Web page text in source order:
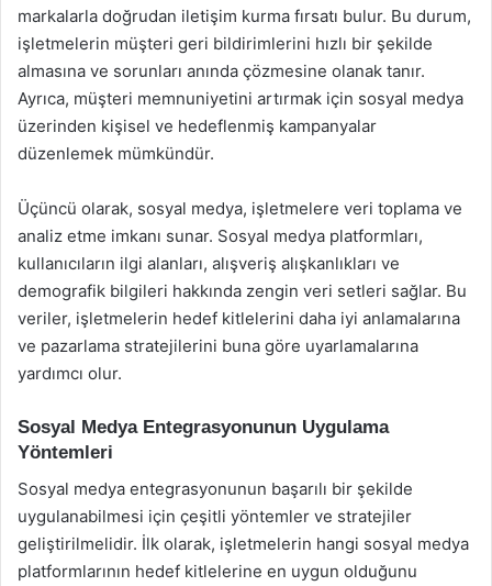
markalarla doğrudan iletişim kurma fırsatı bulur. Bu durum,
işletmelerin müşteri geri bildirimlerini hızlı bir şekilde
almasına ve sorunları anında çözmesine olanak tanır.
Ayrıca, müşteri memnuniyetini artırmak için sosyal medya
üzerinden kişisel ve hedeflenmiş kampanyalar
düzenlemek mümkündür.
Üçüncü olarak, sosyal medya, işletmelere veri toplama ve
analiz etme imkanı sunar. Sosyal medya platformları,
kullanıcıların ilgi alanları, alışveriş alışkanlıkları ve
demografik bilgileri hakkında zengin veri setleri sağlar. Bu
veriler, işletmelerin hedef kitlelerini daha iyi anlamalarına
ve pazarlama stratejilerini buna göre uyarlamalarına
yardımcı olur.
Sosyal Medya Entegrasyonunun Uygulama
Yöntemleri
Sosyal medya entegrasyonunun başarılı bir şekilde
uygulanabilmesi için çeşitli yöntemler ve stratejiler
geliştirilmelidir. İlk olarak, işletmelerin hangi sosyal medya
platformlarının hedef kitlelerine en uygun olduğunu